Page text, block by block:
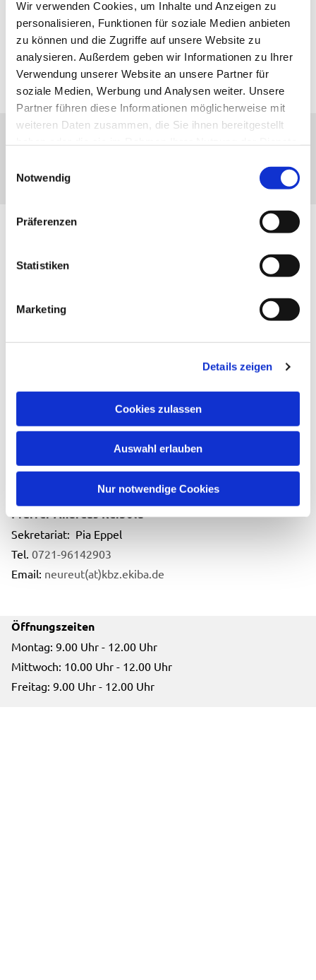
Wir verwenden Cookies, um Inhalte und Anzeigen zu
personalisieren, Funktionen für soziale Medien anbieten
zu können und die Zugriffe auf unsere Website zu
analysieren. Außerdem geben wir Informationen zu Ihrer
Verwendung unserer Website an unsere Partner für
soziale Medien, Werbung und Analysen weiter. Unsere
Partner führen diese Informationen möglicherweise mit
weiteren Daten zusammen, die Sie ihnen bereitgestellt
Notwendig
Präferenzen
Statistiken
Marketing
Details zeigen
Cookies zulassen
Auswahl erlauben
Nur notwendige Cookies
Gemeindediakonin Rebecca Mann
0152-38983551
Email:rebecca.mann(at)kbz.ekiba.de
Öffnungszeiten
Montag: 9.00 Uhr - 12.00 Uhr
Freitag: 9.00 Uhr - 12.00 Uhr
Kirchfeldstraße 11
Pfarrer Andreas Reibold
Sekretariat: Pia Eppel
Tel. 0721-96142903
Email: neureut(at)kbz.ekiba.de
Öffnungszeiten
Montag: 9.00 Uhr - 12.00 Uhr
Mittwoch: 10.00 Uhr - 12.00 Uhr
Freitag: 9.00 Uhr - 12.00 Uhr